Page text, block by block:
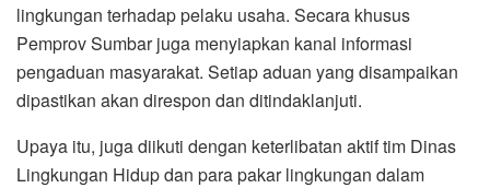
lingkungan terhadap pelaku usaha. Secara khusus
Pemprov Sumbar juga menyiapkan kanal informasi
pengaduan masyarakat. Setiap aduan yang disampaikan
dipastikan akan direspon dan ditindaklanjuti.
Upaya itu, juga diikuti dengan keterlibatan aktif tim Dinas
Lingkungan Hidup dan para pakar lingkungan dalam